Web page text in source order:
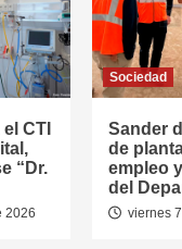
CTI
“Dr.
2026
Sociedad
Sander
de
empleo
del
viernes